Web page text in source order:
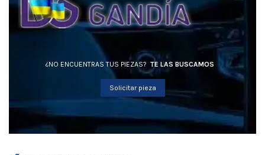
¿NO ENCUENTRAS TUS PIEZAS? TE LAS BUSCAMOS
Solicitar pieza